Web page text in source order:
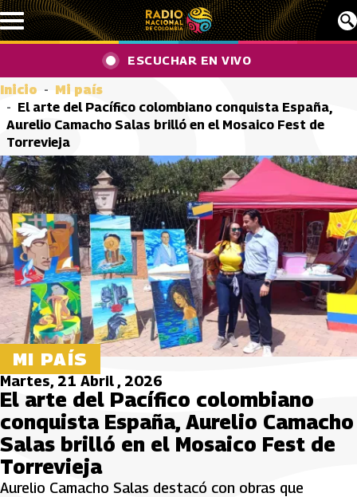
Pasar al contenido principal
ESCUCHAR EN VIVO
Inicio
Mi país
El arte del Pacífico colombiano conquista España,
Aurelio Camacho Salas brilló en el Mosaico Fest de
Torrevieja
MI PAÍS
Martes, 21 Abril , 2026
El arte del Pacífico colombiano
conquista España, Aurelio Camacho
Salas brilló en el Mosaico Fest de
Torrevieja
Aurelio Camacho Salas destacó con obras que